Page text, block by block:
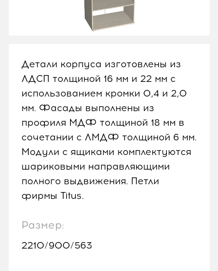
Детали корпуса изготовлены из
ЛДСП толщиной 16 мм и 22 мм с
использованием кромки 0,4 и 2,0
мм. Фасады выполнены из
профиля МДФ толщиной 18 мм в
сочетании с ЛМДФ толщиной 6 мм.
Модули с ящиками комплектуются
шариковыми направляющими
полного выдвижения. Петли
фирмы Titus.
Размер:
2210/900/563